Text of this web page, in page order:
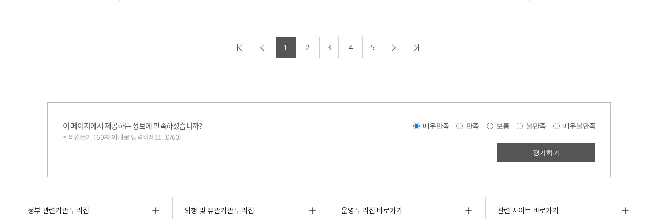
1 2 3 4 5
이 페이지에서 제공하는 정보에 만족하셨습니까? 매우만족 만족 보통 불만족 매우불만족
* 의견쓰기 : 60자 이내로 입력하세요. (0/60)
정부 관련기관 누리집 외청 및 유관기관 누리집 운영 누리집 바로가기 관련 사이트 바로가기